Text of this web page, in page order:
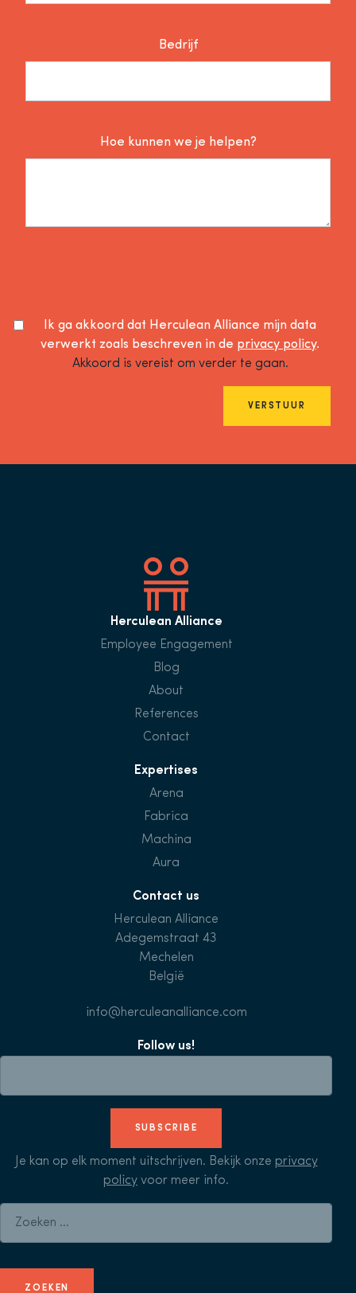
Bedrijf
Hoe kunnen we je helpen?
Ik ga akkoord dat Herculean Alliance mijn data
verwerkt zoals beschreven in de privacy policy.
Akkoord is vereist om verder te gaan.
VERSTUUR
Herculean Alliance
Employee Engagement
Blog
About
References
Contact
Expertises
Arena
Fabrica
Machina
Aura
Contact us
Herculean Alliance
Adegemstraat 43
Mechelen
België
info@herculeanalliance.com
Follow us!
SUBSCRIBE
Je kan op elk moment uitschrijven. Bekijk onze privacy
policy voor meer info.